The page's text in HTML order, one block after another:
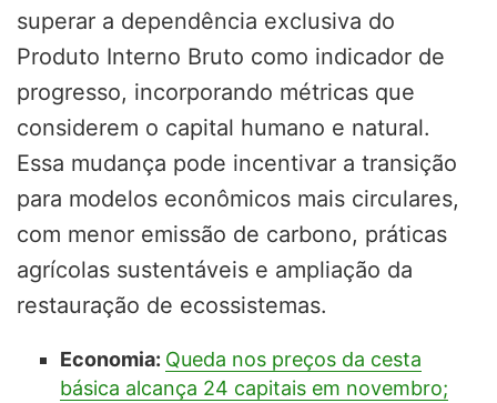
superar a dependência exclusiva do
Produto Interno Bruto como indicador de
progresso, incorporando métricas que
considerem o capital humano e natural.
Essa mudança pode incentivar a transição
para modelos econômicos mais circulares,
com menor emissão de carbono, práticas
agrícolas sustentáveis e ampliação da
restauração de ecossistemas.
Economia: Queda nos preços da cesta
básica alcança 24 capitais em novembro;